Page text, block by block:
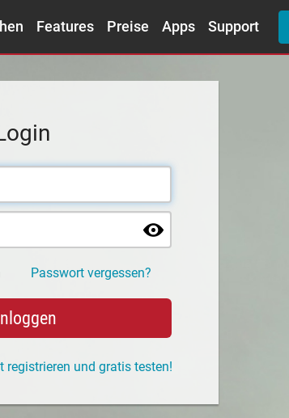
Features Preise Apps Support
Passwort vergessen?
registrieren und gratis testen!